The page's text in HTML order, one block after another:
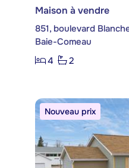
Maison à vendre
851, boulevard
Baie-Comeau
4
2
Nouveau prix